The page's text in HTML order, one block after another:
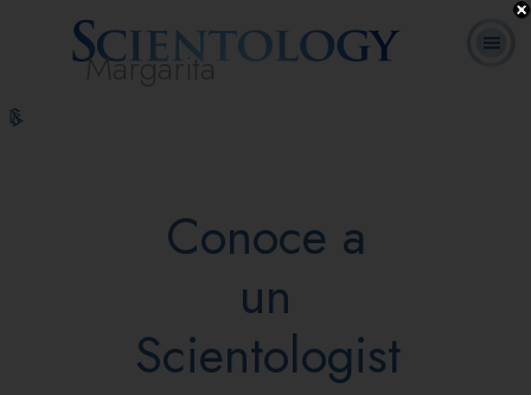
Margarita
L. Ronald
Hubbard
Conoce a
un
Scientologist